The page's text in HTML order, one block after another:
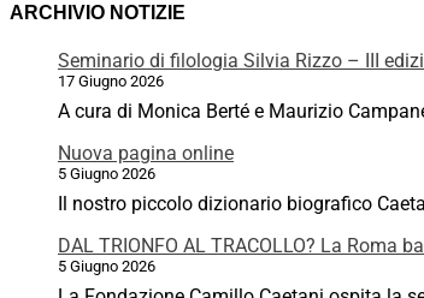
ARCHIVIO NOTIZIE
Seminario di filologia Silvia Rizzo – III
17 Giugno 2026
A cura di Monica Berté e Maurizio
Nuova pagina online
5 Giugno 2026
Il nostro piccolo dizionario biografico
DAL TRIONFO AL TRACOLLO? La Roma
5 Giugno 2026